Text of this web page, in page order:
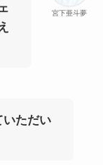
宮下亜斗夢
いただい